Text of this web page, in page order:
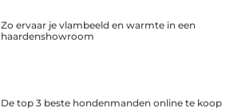
Zo ervaar je vlambeeld en warmte in een
haardenshowroom
De top 3 beste hondenmanden online te koop